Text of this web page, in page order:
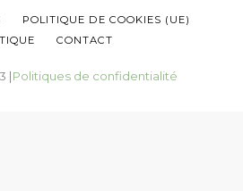
|Politiques de confidentialité
POLITIQUE DE COOKIES (UE)
CONTACT